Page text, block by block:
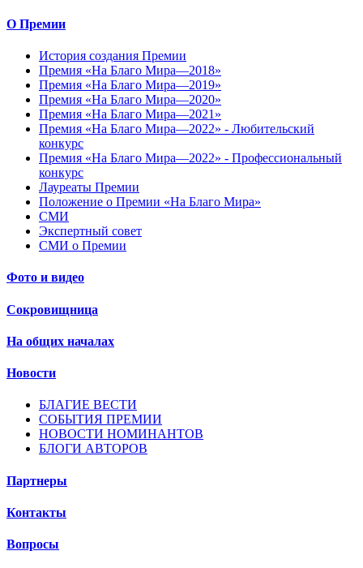
О Премии
История создания Премии
Премия «На Благо Мира—2018»
Премия «На Благо Мира—2019»
Премия «На Благо Мира—2020»
Премия «На Благо Мира—2021»
Премия «На Благо Мира—2022» - Любительский
конкурс
Премия «На Благо Мира—2022» - Профессиональный
конкурс
Лауреаты Премии
Положение о Премии «На Благо Мира»
СМИ
Экспертный совет
СМИ о Премии
Фото и видео
Сокровищница
На общих началах
Новости
БЛАГИЕ ВЕСТИ
СОБЫТИЯ ПРЕМИИ
НОВОСТИ НОМИНАНТОВ
БЛОГИ АВТОРОВ
Партнеры
Контакты
Вопросы